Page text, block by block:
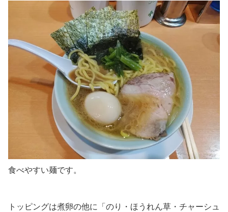
食べやすい麺です。
トッピングは煮卵の他に「のり・ほうれん草・チャーシュ